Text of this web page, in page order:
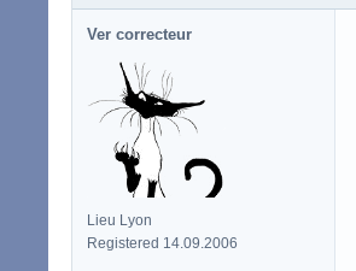
Ver correcteur
Lieu Lyon
Registered 14.09.2006